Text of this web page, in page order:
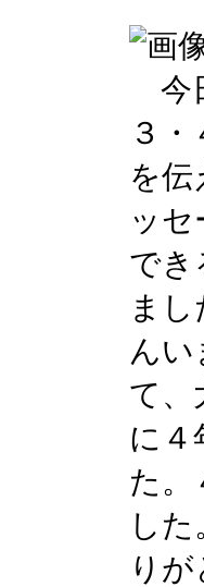
今
３
を
ッ
でき
ま
ん
て、
に４
た。
し
りが